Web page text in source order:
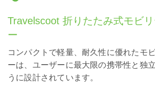
Travelscoot 折りたたみ式モビ
ー
コンパクトで軽量、耐久性に優れたモ
ーは、ユーザーに最大限の携帯性と独
うに設計されています。